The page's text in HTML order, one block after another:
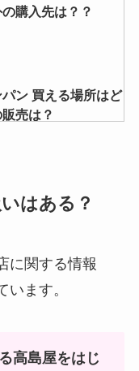
購入先は？？
ン 買える場所はど
売は？
サンドは終了？ど
味が変わったって
ーキはシャトレー
くら？
はある？
に関する情報
ます。
高島屋をはじ